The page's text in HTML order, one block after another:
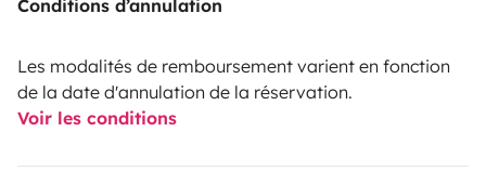
Conditions d’annulation
Les modalités de remboursement varient en fonction
de la date d'annulation de la réservation.
Voir les conditions